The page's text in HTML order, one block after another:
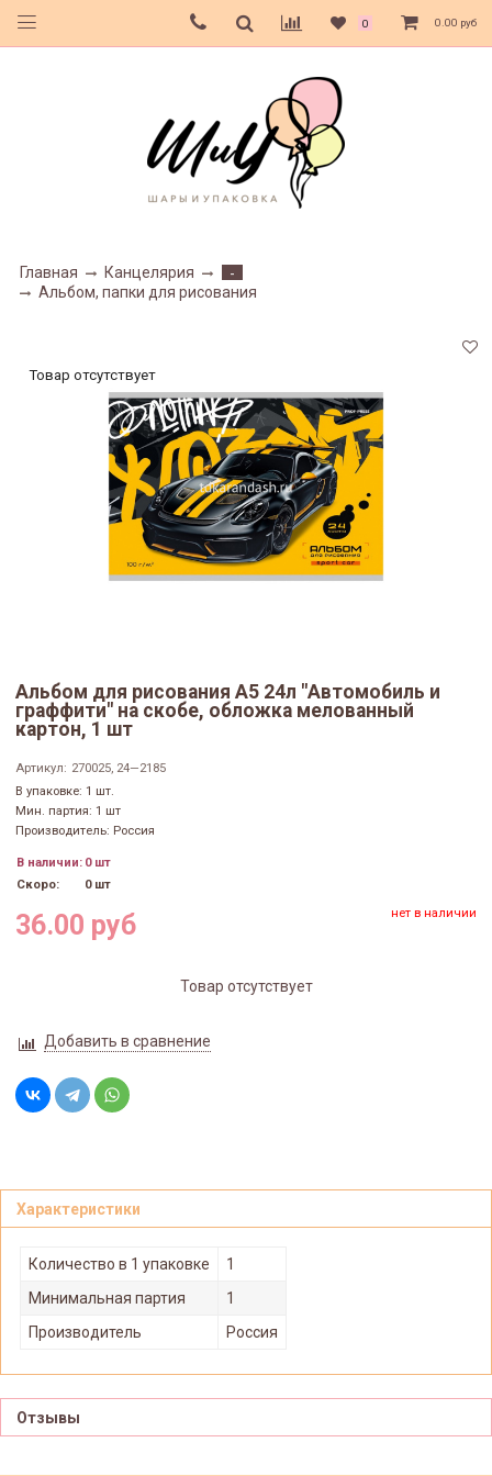
0 0.00 руб
Главная Канцелярия
-
Альбом, папки для рисования
Товар отсутствует
Альбом для рисования А5 24л "Автомобиль и
граффити" на скобе, обложка мелованный
картон, 1 шт
Артикул: 270025, 24—2185
В упаковке: 1 шт.
Мин. партия: 1 шт
Производитель: Россия
В наличии: 0 шт
Скоро:
0 шт
36.00 руб нет в наличии
Товар отсутствует
Добавить в сравнение
Характеристики
Количество в 1 упаковке
1
Минимальная партия
1
Производитель
Россия
Отзывы